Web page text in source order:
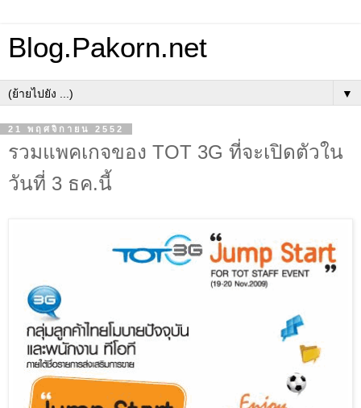
Blog.Pakorn.net
▼
21 พฤศจิกายน 2552
รวมแพคเกจของ TOT 3G ที่จะเปิดตัวใน
วันที่ 3 ธค.นี้